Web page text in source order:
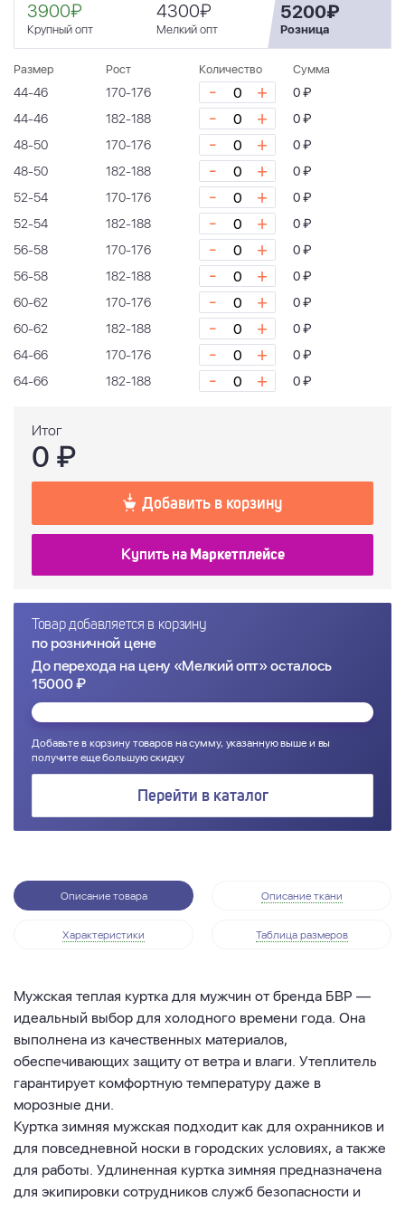
3900₽
Крупный опт
4300₽
Мелкий опт
5200₽
Розница
Размер Рост Количество Сумма
44-46 170-176 - +
0 ₽
44-46
182-188 - +
0 ₽
48-50
170-176 - +
0 ₽
48-50
182-188 - +
0 ₽
52-54
170-176 - +
0 ₽
52-54
182-188 - +
0 ₽
56-58
170-176 - +
0 ₽
56-58
182-188 - +
0 ₽
60-62
170-176 - +
0 ₽
60-62
182-188 - +
0 ₽
64-66
170-176 - +
0 ₽
64-66
182-188 - + 0 ₽
Итог
0 ₽
Добавить в корзину
Купить на Маркетплейсе
Товар добавляется в корзину
по розничной цене
До перехода на цену «Мелкий опт» осталось
15000 ₽
Добавьте в корзину товаров на сумму, указанную выше и вы
получите еще большую скидку
Перейти в каталог
Описание товара Описание ткани
Характеристики Таблица размеров
Мужская теплая куртка для мужчин от бренда БВР —
идеальный выбор для холодного времени года. Она
выполнена из качественных материалов,
обеспечивающих защиту от ветра и влаги. Утеплитель
гарантирует комфортную температуру даже в
морозные дни.
Куртка зимняя мужская подходит как для охранников и
для повседневной носки в городских условиях, а также
для работы. Удлиненная куртка зимняя предназначена
для экипировки сотрудников служб безопасности и